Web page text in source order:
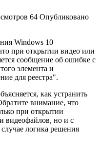
64 Опубликовано
Windows 10
при открытии видео или
сообщение об ошибке с
элемента и
для реестра".
как устранить
внимание, что
при открытии
видеофайлов, но и с
логика решения